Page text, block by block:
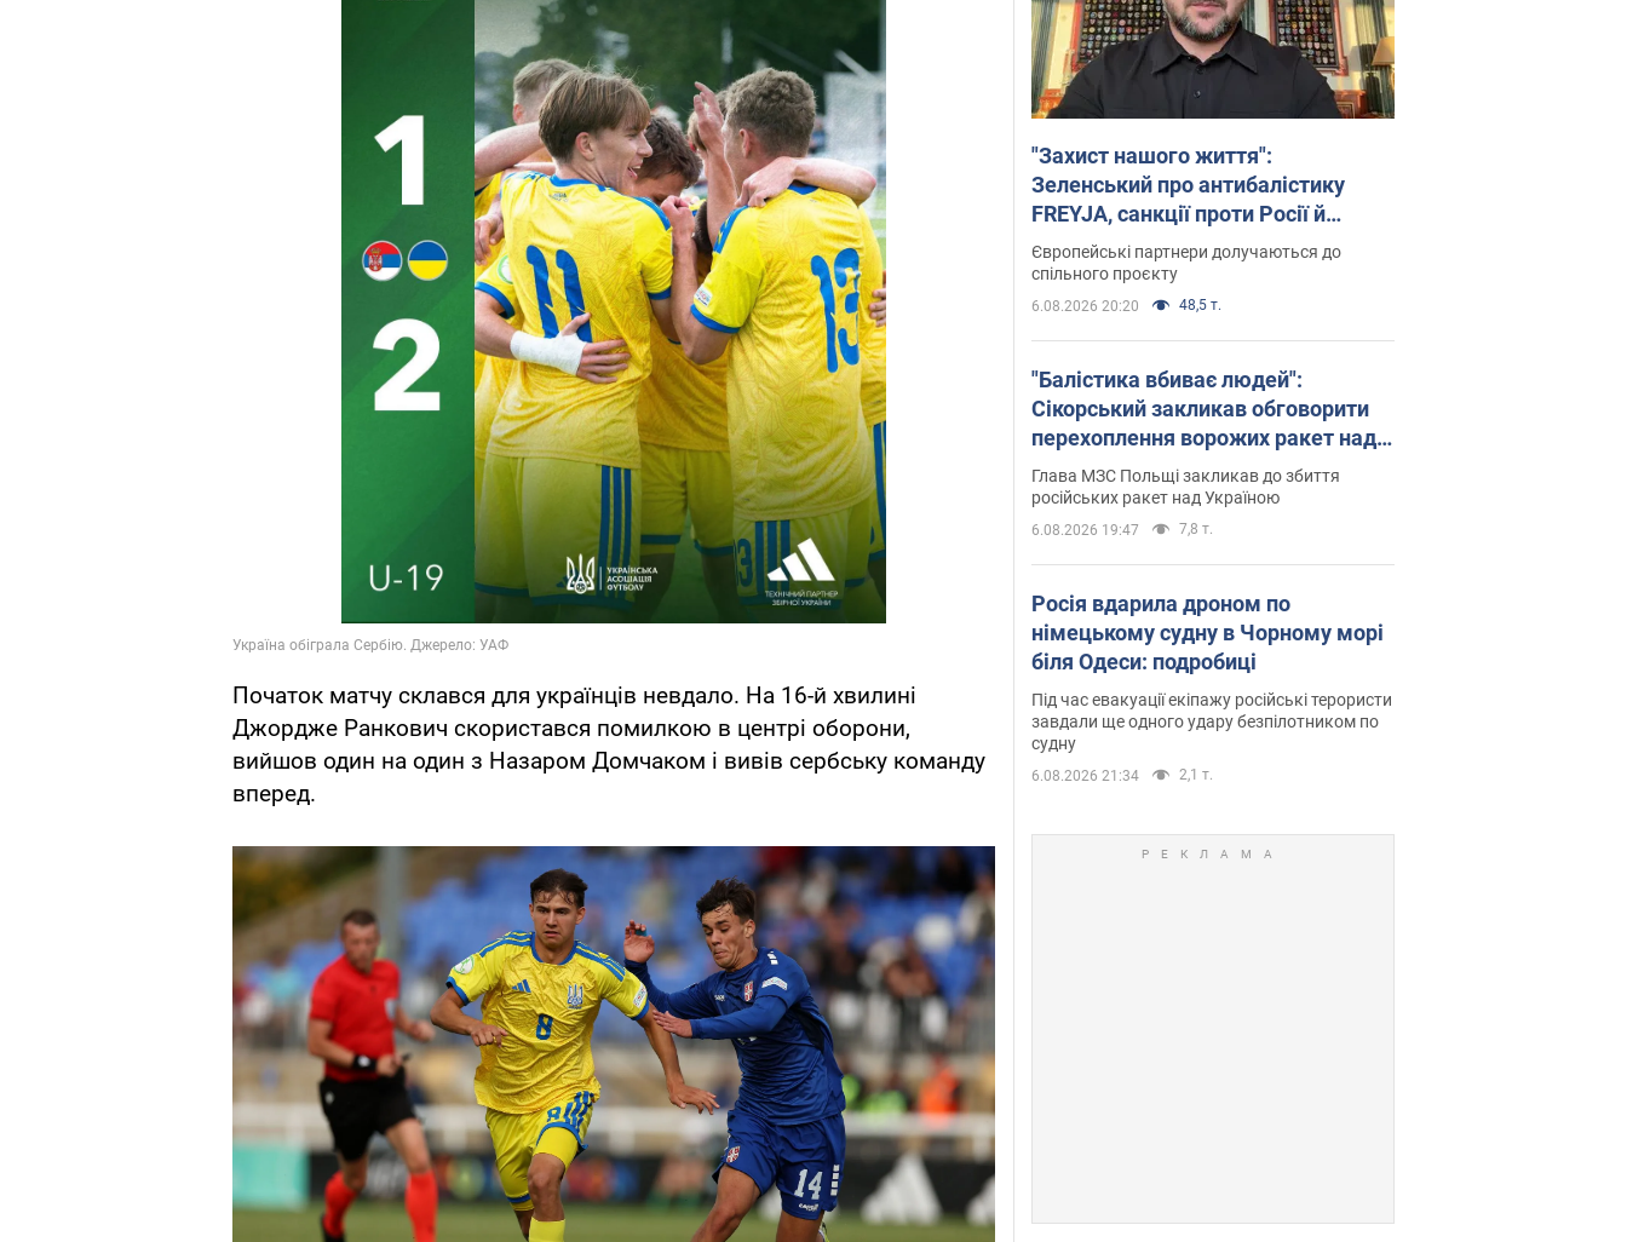
Початок матчу склався для українців невдало. На 16-й хвилині
Джордже Ранкович скористався помилкою в центрі оборони,
вийшов один на один з Назаром Домчаком і вивів сербську команду
вперед.
"Захист нашого життя":
Зеленський про антибалістику
FREYJA, санкції проти Росії й
підтримку аграріїв. Відео
Європейські партнери долучаються до
спільного проєкту
6.08.2026 20:20 48,5 т.
"Балістика вбиває людей":
Сікорський закликав обговорити
перехоплення ворожих ракет над
Україною
Глава МЗС Польщі закликав до збиття
російських ракет над Україною
6.08.2026 19:47 7,8 т.
Росія вдарила дроном по
німецькому судну в Чорному морі
біля Одеси: подробиці
Під час евакуації екіпажу російські терористи
завдали ще одного удару безпілотником по
судну
6.08.2026 21:34 2,1 т.